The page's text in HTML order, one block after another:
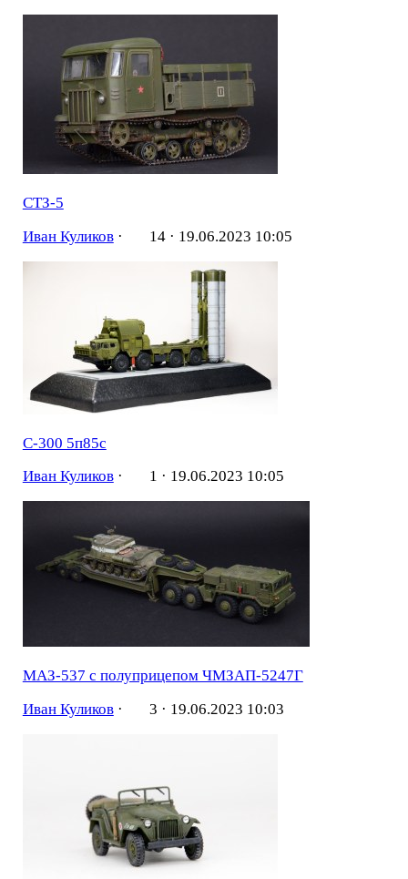
СТЗ-5
Иван Куликов· 14 · 19.06.2023 10:05
С-300 5п85с
Иван Куликов· 1 · 19.06.2023 10:05
МАЗ-537 с полуприцепом ЧМЗАП-5247Г
Иван Куликов· 3 · 19.06.2023 10:03